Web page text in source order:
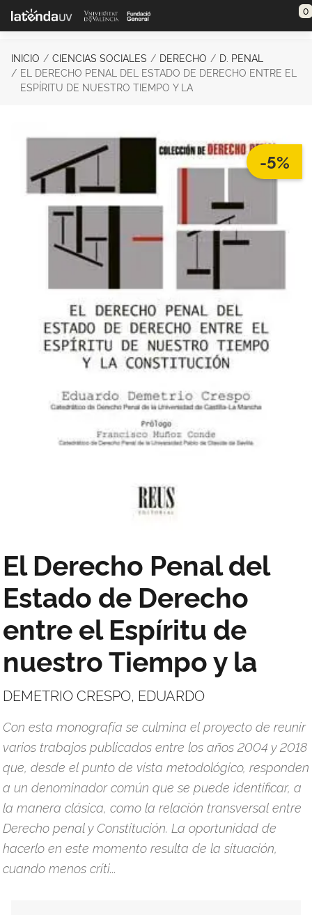
Saltar al contenido principal 0
INICIO CIENCIAS SOCIALES DERECHO
D. PENAL
EL DERECHO PENAL DEL ESTADO DE DERECHO ENTRE EL
ESPÍRITU DE NUESTRO TIEMPO Y LA
-5%
El Derecho Penal del
Estado de Derecho
entre el Espíritu de
nuestro Tiempo y la
DEMETRIO CRESPO, EDUARDO
Con esta monografía se culmina el proyecto de reunir
varios trabajos publicados entre los años 2004 y 2018
que, desde el punto de vista metodológico, responden
a un denominador común que se puede identificar, a
la manera clásica, como la relación transversal entre
Derecho penal y Constitución. La oportunidad de
hacerlo en este momento resulta de la situación,
cuando menos críti...